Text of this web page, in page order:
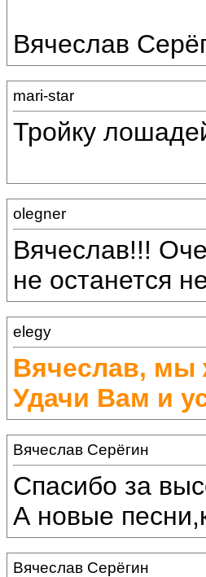
Вячеслав
mari-star
Тройку
olegner
Вячеслав!!!
не останется
elegy
Вячеслав, мы
Удачи Вам и
Вячеслав Серёгин
Спасибо за
А новые
Вячеслав Серёгин